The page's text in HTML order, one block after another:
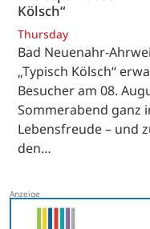
Kölsch“
Thursday
Bad Neuenahr-
„Typisch Kölsch“
Besucher am 08.
Sommerabend ganz
Lebensfreude – und
den…